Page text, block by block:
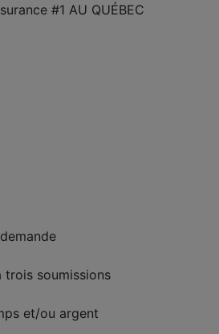
#1 AU QUÉBEC
trois soumissions
et/ou argent